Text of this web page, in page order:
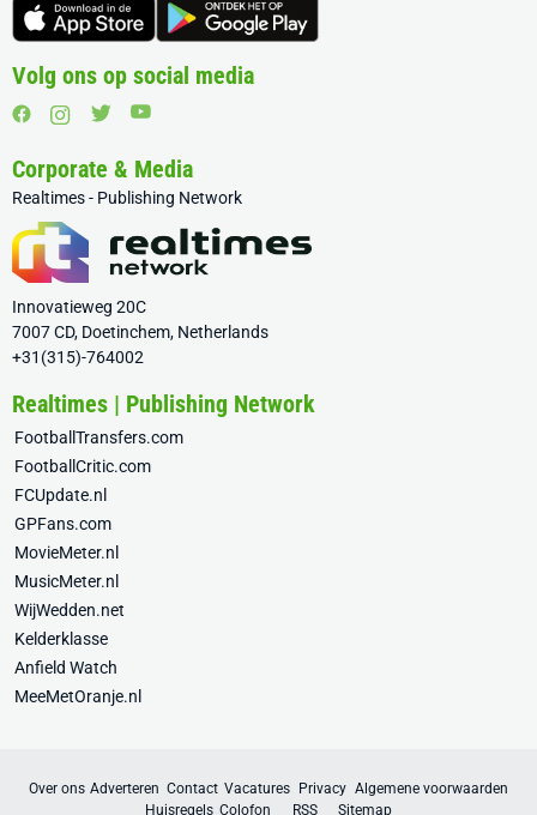
Volg ons op social media
Corporate & Media
Realtimes - Publishing Network
Innovatieweg 20C
7007 CD, Doetinchem, Netherlands
+31(315)-764002
Realtimes | Publishing Network
FootballTransfers.com
FootballCritic.com
FCUpdate.nl
GPFans.com
MovieMeter.nl
MusicMeter.nl
WijWedden.net
Kelderklasse
Anfield Watch
MeeMetOranje.nl
Over ons Adverteren Contact Vacatures Privacy Algemene voorwaarden
Huisregels Colofon RSS Sitemap